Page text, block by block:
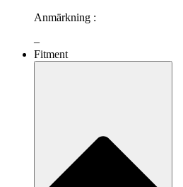
Anmärkning :
–
Fitment